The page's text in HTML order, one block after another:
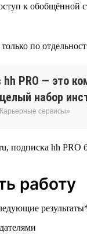
к обобщённой
по
PRO — это
набор
сервисы»
hh PRO
работу